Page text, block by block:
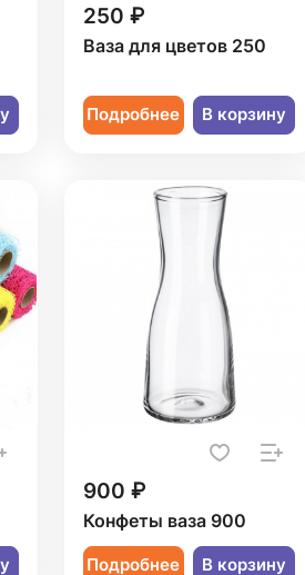
250 ₽
Ваза для цветов 250
Подробнее В корзину
900 ₽
Конфеты ваза 900
Подробнее В корзину